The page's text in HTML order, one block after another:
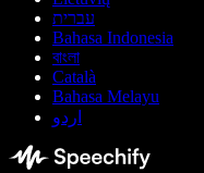
עברית
Bahasa Indonesia
বাংলা
Català
Bahasa Melayu
اردو